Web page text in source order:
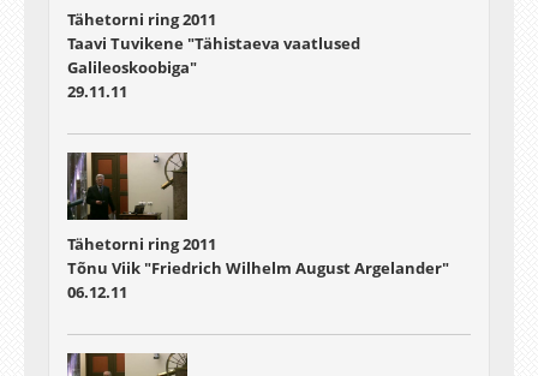
Tähetorni ring 2011
Taavi Tuvikene "Tähistaeva vaatlused
Galileoskoobiga"
29.11.11
Tähetorni ring 2011
Tõnu Viik "Friedrich Wilhelm August Argelander"
06.12.11